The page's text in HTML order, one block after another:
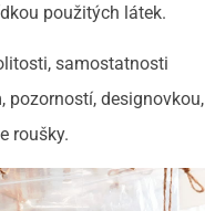
použitých látek.
samostatnosti
pozorností, designovkou,
roušky.